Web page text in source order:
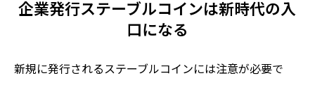
企業発行ステーブルコインは新時代の入
口になる
新規に発行されるステーブルコインには注意が必要で